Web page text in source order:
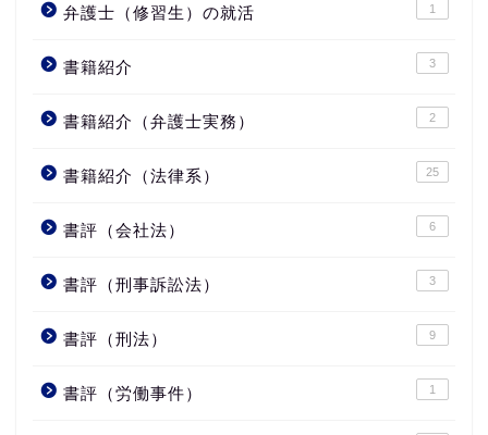
弁護士（修習生）の就活 1
書籍紹介 3
書籍紹介（弁護士実務） 2
書籍紹介（法律系） 25
書評（会社法） 6
書評（刑事訴訟法） 3
書評（刑法） 9
書評（労働事件） 1